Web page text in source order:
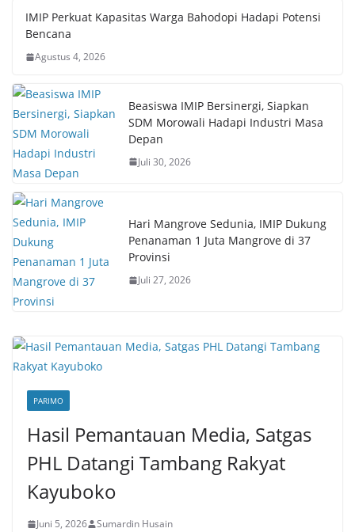
IMIP Perkuat Kapasitas Warga Bahodopi Hadapi Potensi
Bencana
Agustus 4, 2026
Beasiswa IMIP Bersinergi, Siapkan
SDM Morowali Hadapi Industri Masa
Depan
Juli 30, 2026
Hari Mangrove Sedunia, IMIP Dukung
Penanaman 1 Juta Mangrove di 37
Provinsi
Juli 27, 2026
PARIMO
Hasil Pemantauan Media, Satgas
PHL Datangi Tambang Rakyat
Kayuboko
Juni 5, 2026 Sumardin Husain